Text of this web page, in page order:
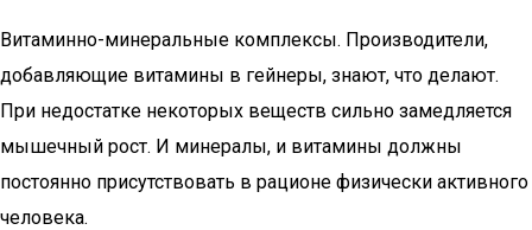
Витаминно-минеральные комплексы. Производители,
добавляющие витамины в гейнеры, знают, что делают.
При недостатке некоторых веществ сильно замедляется
мышечный рост. И минералы, и витамины должны
постоянно присутствовать в рационе физически активного
человека.